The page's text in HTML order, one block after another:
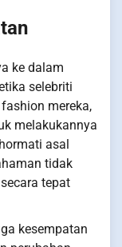
ke dalam
selebriti
mereka,
melakukannya
asal
tidak
tepat
kesempatan